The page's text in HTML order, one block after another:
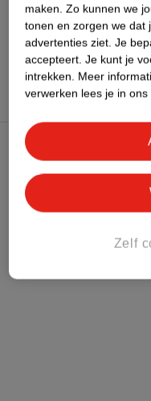
MeerBatiste Alle
Hoe controleren wij de reviews?
Kruidvat Club
Klantenservice
maken. Zo kunnen we
tonen en zorgen we dat
advertenties ziet. Je
accepteert. Je kunt je
intrekken. Meer
verwerken lees je in ons
Zelf